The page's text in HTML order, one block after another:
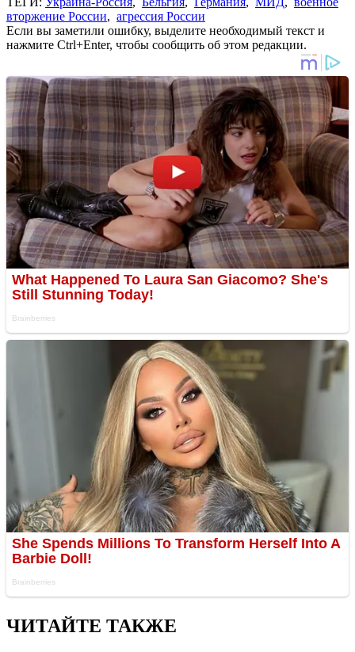
вторжение России, агрессия России
Если вы заметили ошибку, выделите необходимый текст и
нажмите Ctrl+Enter, чтобы сообщить об этом редакции.
ЧИТАЙТЕ ТАКЖЕ